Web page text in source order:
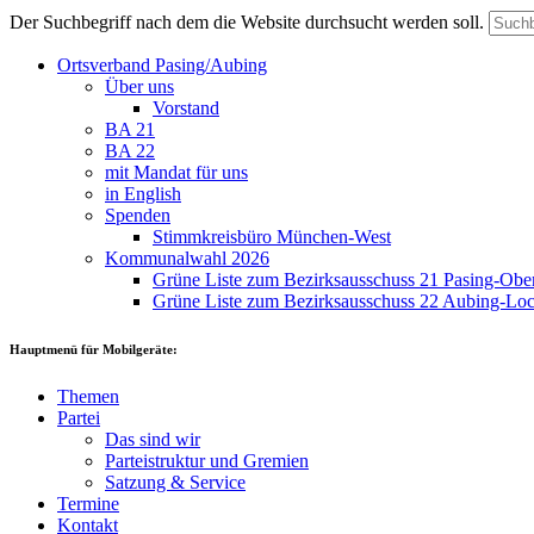
Der Suchbegriff nach dem die Website durchsucht werden soll.
Ortsverband Pasing/Aubing
Über uns
Vorstand
BA 21
BA 22
mit Mandat für uns
in English
Spenden
Stimmkreisbüro München-West
Kommunalwahl 2026
Grüne Liste zum Bezirksausschuss 21 Pasing-
Grüne Liste zum Bezirksausschuss 22 Aubing-
Hauptmenü für Mobilgeräte:
Themen
Partei
Das sind wir
Parteistruktur und Gremien
Satzung & Service
Termine
Kontakt